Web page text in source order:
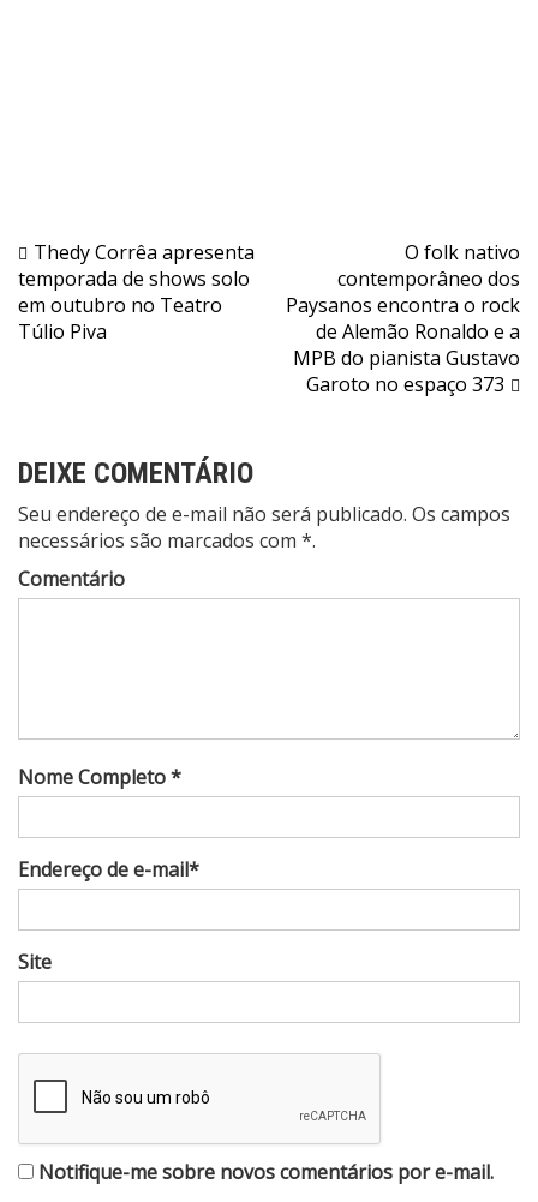
Navegação
de
Post
Thedy Corrêa apresenta
temporada de shows solo
em outubro no Teatro
Túlio Piva
O folk nativo
contemporâneo dos
Paysanos encontra o rock
de Alemão Ronaldo e a
MPB do pianista Gustavo
Garoto no espaço 373
DEIXE COMENTÁRIO
Seu endereço de e-mail não será publicado. Os campos
necessários são marcados com *.
Comentário
Nome Completo *
Endereço de e-mail*
Site
Notifique-me sobre novos comentários por e-mail.